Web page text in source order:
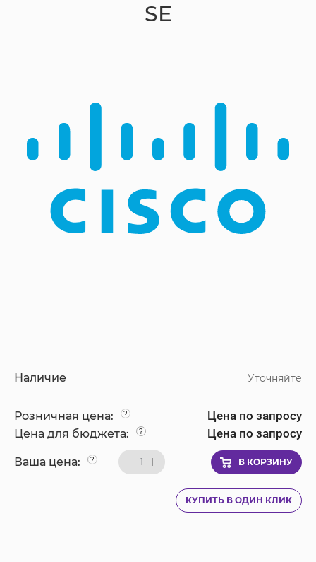
SE
Наличие Уточняйте
Розничная цена: ? Цена по запросу
Цена для бюджета: ? Цена по запросу
Ваша цена: ? 1 В КОРЗИНУ
КУПИТЬ В ОДИН КЛИК